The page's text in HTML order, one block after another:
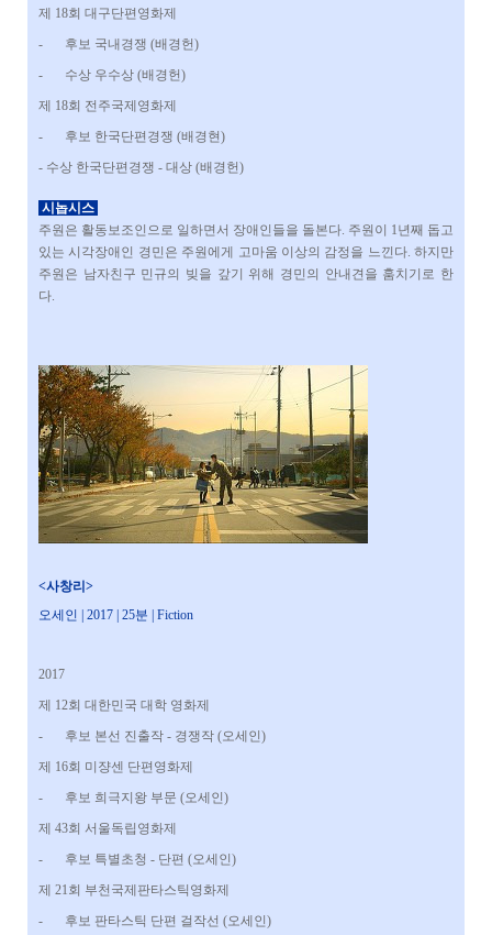
제 18회 대구단편영화제
-
후보 국내경쟁 (배경헌)
-
수상 우수상 (배경헌)
제 18회 전주국제영화제
-
후보 한국단편경쟁 (배경현)
- 수상 한국단편경쟁 - 대상 (배경헌)
시놉시스
주원은 활동보조인으로 일하면서 장애인들을 돌본다. 주원이 1년째 돕고
있는 시각장애인 경민은 주원에게 고마움 이상의 감정을 느낀다. 하지만
주원은 남자친구 민규의 빚을 갚기 위해 경민의 안내견을 훔치기로 한
다.
<사창리>
오세인 | 2017 | 25분 | Fiction
2017
제 12회 대한민국 대학 영화제
-
후보 본선 진출작 - 경쟁작 (오세인)
제 16회 미쟝센 단편영화제
-
후보 희극지왕 부문 (오세인)
제 43회 서울독립영화제
-
후보 특별초청 - 단편 (오세인)
제 21회 부천국제판타스틱영화제
-
후보 판타스틱 단편 걸작선 (오세인)